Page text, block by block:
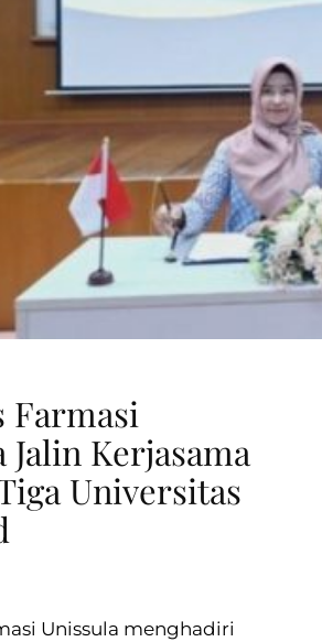
Farmasi
Jalin Kerjasama
Universitas
Unissula menghadiri